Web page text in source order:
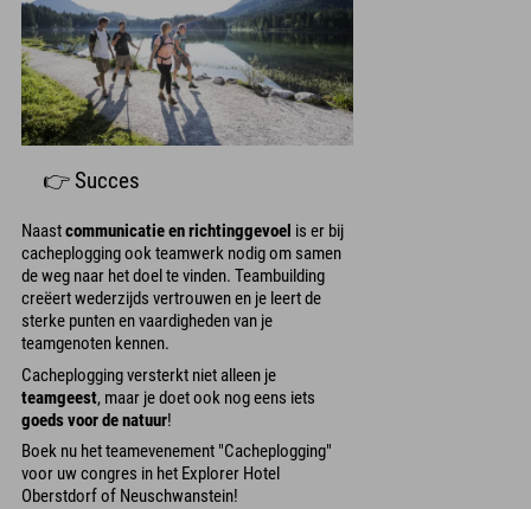
👉 Succes
Naastcommunicatie en richtinggevoel is er bij
cacheplogging ook teamwerk nodig om samen
de weg naar het doel te vinden. Teambuilding
creëert wederzijds vertrouwen en je leert de
sterke punten en vaardigheden van je
teamgenoten kennen.
Cacheplogging versterkt niet alleen je
teamgeest, maar je doet ook nog eens iets
goeds voor de natuur!
Boek nu het teamevenement "Cacheplogging"
voor uw congres in het Explorer Hotel
Oberstdorf of Neuschwanstein!